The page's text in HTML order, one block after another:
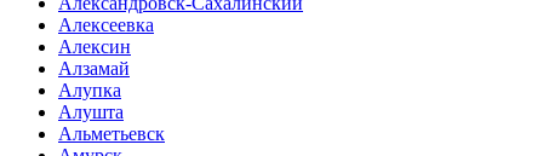
Алексеевка
Алексин
Алзамай
Алупка
Алушта
Альметьевск